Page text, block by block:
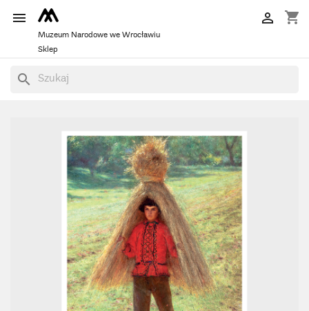
 shopping_cart

Muzeum Narodowe we Wrocławiu
Sklep
search